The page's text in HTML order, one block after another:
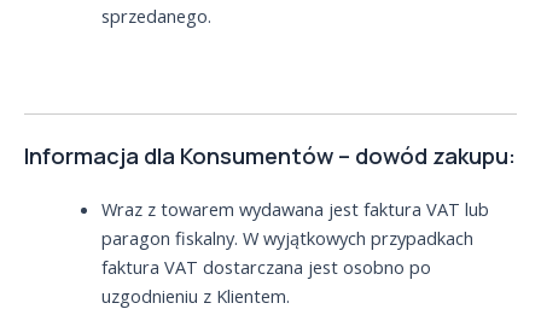
sprzedanego.
Informacja dla Konsumentów – dowód zakupu:
Wraz z towarem wydawana jest faktura VAT lub
paragon fiskalny. W wyjątkowych przypadkach
faktura VAT dostarczana jest osobno po
uzgodnieniu z Klientem.